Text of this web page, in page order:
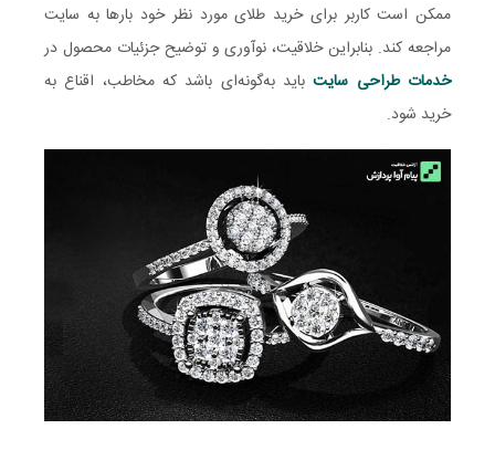
ممکن است کاربر برای خرید طلای مورد نظر خود بارها به سایت
مراجعه کند. بنابراین خلاقیت، نوآوری و توضیح جزئیات محصول در
خدمات طراحی سایتباید به‌گونه‌ای باشد که مخاطب، اقناع به
خرید شود.